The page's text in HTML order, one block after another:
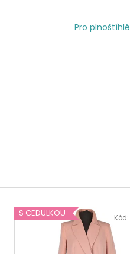
Pro plnoštíhlé
S CEDULKOU Kód: